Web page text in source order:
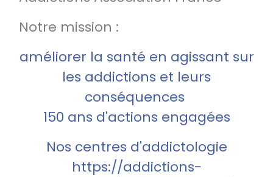
Notre mission :
améliorer la santé en agissant sur
les addictions et leurs
conséquences
150 ans d'actions engagées
Nos centres d'addictologie
https://addictions-